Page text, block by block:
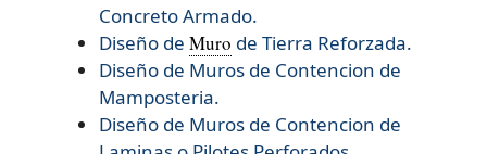
Concreto Armado.
Diseño de Muro de Tierra Reforzada.
Diseño de Muros de Contencion de
Mamposteria.
Diseño de Muros de Contencion de